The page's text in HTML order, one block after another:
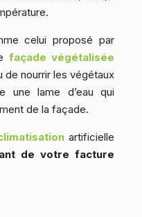
celui proposé par
façade végétalisée
de nourrir les végétaux
une lame d’eau qui
de la façade.
artificielle
de votre facture